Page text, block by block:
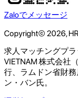
Zaloでメッセージ
Copyright© 2026,
求人マッチングプ
VIETNAM 株式会社
行、ラムドン省財
ン・バン氏。